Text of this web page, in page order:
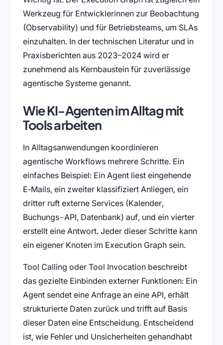
Werkzeug für Entwicklerinnen zur Beobachtung
(Observability) und für Betriebsteams, um SLAs
einzuhalten. In der technischen Literatur und in
Praxisberichten aus 2023–2024 wird er
zunehmend als Kernbaustein für zuverlässige
agentische Systeme genannt.
Wie KI-Agenten im Alltag mit
Tools arbeiten
In Alltagsanwendungen koordinieren
agentische Workflows mehrere Schritte. Ein
einfaches Beispiel: Ein Agent liest eingehende
E‑Mails, ein zweiter klassifiziert Anliegen, ein
dritter ruft externe Services (Kalender,
Buchungs-API, Datenbank) auf, und ein vierter
erstellt eine Antwort. Jeder dieser Schritte kann
ein eigener Knoten im Execution Graph sein.
Tool Calling oder Tool Invocation beschreibt
das gezielte Einbinden externer Funktionen: Ein
Agent sendet eine Anfrage an eine API, erhält
strukturierte Daten zurück und trifft auf Basis
dieser Daten eine Entscheidung. Entscheidend
ist, wie Fehler und Unsicherheiten gehandhabt